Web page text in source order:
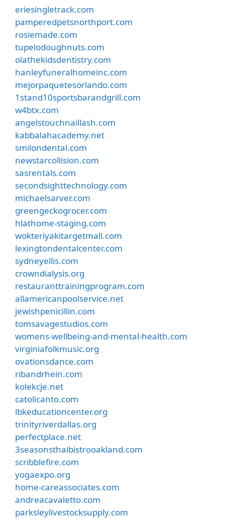
eriesingletrack.com
pamperedpetsnorthport.com
rosiemade.com
tupelodoughnuts.com
olathekidsdentistry.com
hanleyfuneralhomeinc.com
mejorpaquetesorlando.com
1stand10sportsbarandgrill.com
w4btx.com
angelstouchnaillash.com
kabbalahacademy.net
smilondental.com
newstarcollision.com
sasrentals.com
secondsighttechnology.com
michaelsarver.com
greengeckogrocer.com
hlathome-staging.com
wokteriyakitargetmall.com
lexingtondentalcenter.com
sydneyellis.com
crowndialysis.org
restauranttrainingprogram.com
allamericanpoolservice.net
jewishpenicillin.com
tomsavagestudios.com
womens-wellbeing-and-mental-health.com
virginiafolkmusic.org
ovationsdance.com
ribandrhein.com
kolekcje.net
catolicanto.com
lbkeducationcenter.org
trinityriverdallas.org
perfectplace.net
3seasonsthaibistrooakland.com
scribblefire.com
yogaexpo.org
home-careassociates.com
andreacavaletto.com
parksleylivestocksupply.com